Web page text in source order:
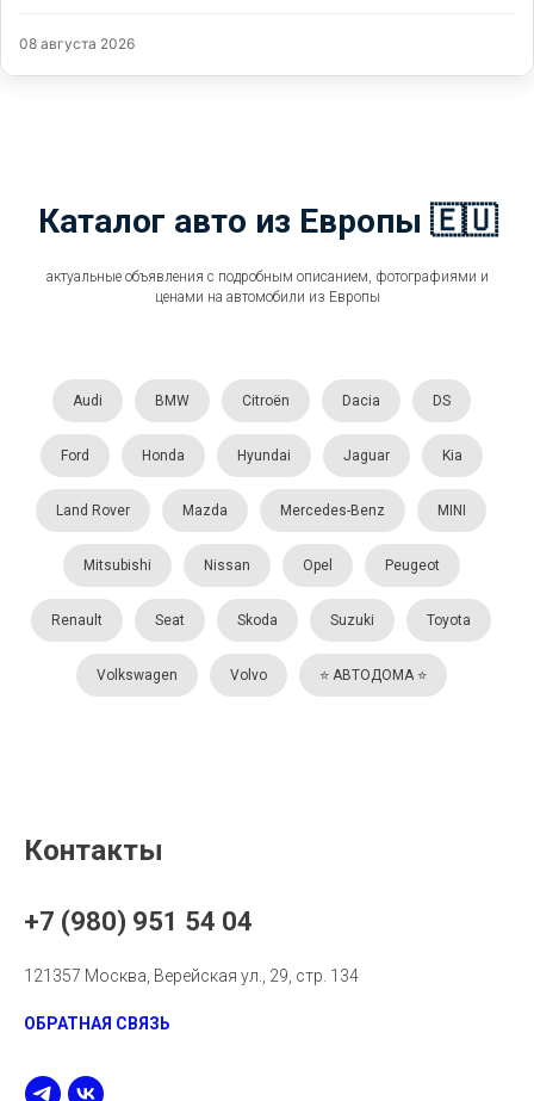
08 августа 2026
Каталог авто из Европы 🇪🇺
актуальные объявления с подробным описанием, фотографиями и
ценами на автомобили из Европы
Audi BMW Citroën Dacia DS
Ford Honda Hyundai Jaguar Kia
Land Rover Mazda Mercedes-Benz MINI
Mitsubishi Nissan Opel Peugeot
Renault Seat Skoda Suzuki Toyota
Volkswagen Volvo ⭐️ АВТОДОМА ⭐️
Контакты
+7 (980) 951 54 04
121357 Москва, Верейская ул., 29, стр. 134
ОБРАТНАЯ СВЯЗЬ